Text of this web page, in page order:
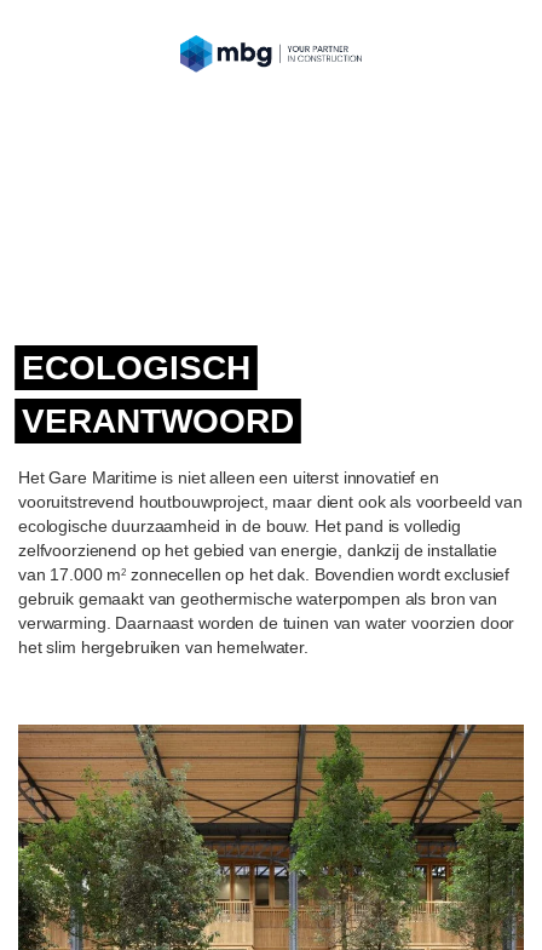
ECOLOGISCH
VERANTWOORD
Het Gare Maritime is niet alleen een uiterst innovatief en
vooruitstrevend houtbouwproject, maar dient ook als voorbeeld van
ecologische duurzaamheid in de bouw. Het pand is volledig
zelfvoorzienend op het gebied van energie, dankzij de installatie
van 17.000 m2 zonnecellen op het dak. Bovendien wordt exclusief
gebruik gemaakt van geothermische waterpompen als bron van
verwarming. Daarnaast worden de tuinen van water voorzien door
het slim hergebruiken van hemelwater.